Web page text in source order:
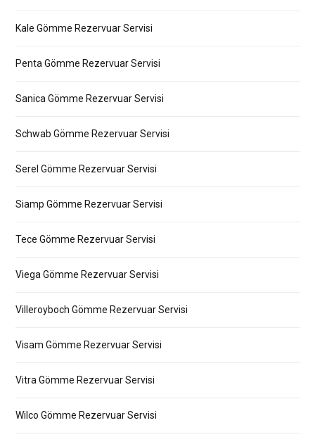
Kale Gömme Rezervuar Servisi
Penta Gömme Rezervuar Servisi
Sanica Gömme Rezervuar Servisi
Schwab Gömme Rezervuar Servisi
Serel Gömme Rezervuar Servisi
Siamp Gömme Rezervuar Servisi
Tece Gömme Rezervuar Servisi
Viega Gömme Rezervuar Servisi
Villeroyboch Gömme Rezervuar Servisi
Visam Gömme Rezervuar Servisi
Vitra Gömme Rezervuar Servisi
Wilco Gömme Rezervuar Servisi